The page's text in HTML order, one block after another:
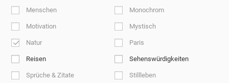
Menschen Monochrom
Motivation Mystisch
Natur Paris
Reisen Sehenswürdigkeiten
Sprüche & Zitate Stillleben